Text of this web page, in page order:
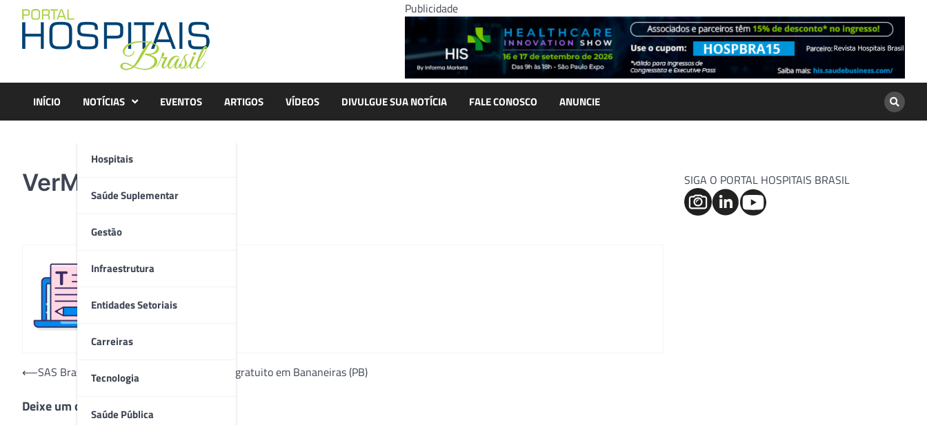
content
Publicidade
INÍCIO NOTÍCIAS
Hospitais
Saúde Suplementar
Gestão
Infraestrutura
Entidades Setoriais
Carreiras
Tecnologia
Saúde Pública
EVENTOS ARTIGOS VÍDEOS DIVULGUE SUA NOTÍCIA FALE CONOSCO ANUNCIE
VerMagia_05
Navegação
Post
⟵SAS Brasil oferecerá atendimento médico gratuito em Bananeiras (PB)
Deixe um comentário
SIGA O PORTAL HOSPITAIS BRASIL